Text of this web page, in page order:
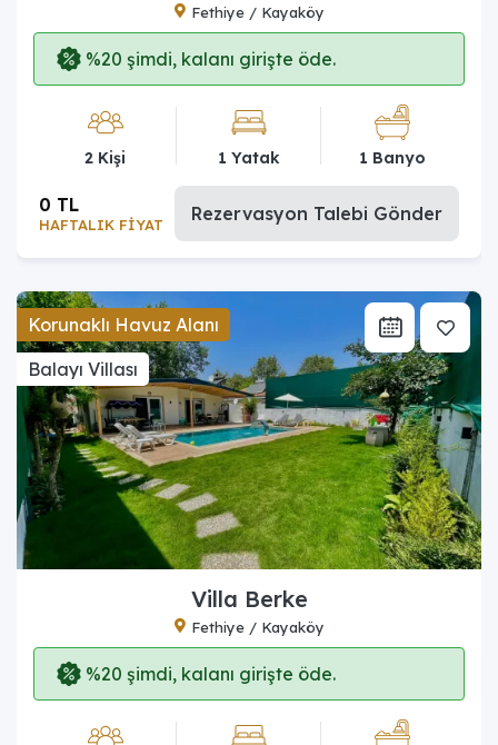
Fethiye / Kayaköy
%20 şimdi, kalanı girişte öde.
2 Kişi 1 Yatak 1 Banyo
HAFTALIK FİYAT
0 TL Rezervasyon Talebi Gönder
Korunaklı Havuz Alanı
Balayı Villası
Villa Berke
Fethiye / Kayaköy
%20 şimdi, kalanı girişte öde.